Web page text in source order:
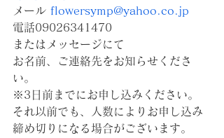
メール flowersymp@yahoo.co.jp
電話09026341470
またはメッセージにて
お名前、ご連絡先をお知らせくださ
い。
※3日前までにお申し込みください。
それ以前でも、人数によりお申し込み
締め切りになる場合がございます。